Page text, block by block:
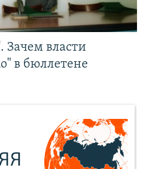
Зачем власти
в бюллетене